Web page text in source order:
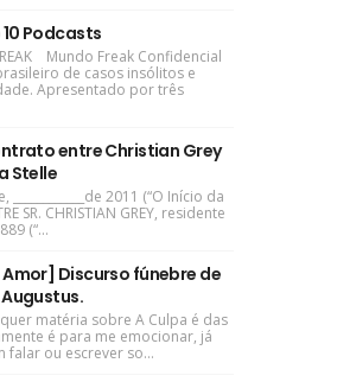
Podcasts
Mundo Freak Confidencial
de casos insólitos e
Apresentado por três
entre Christian Grey
Stelle
2011 (“O Início da
SR. CHRISTIAN GREY, residente
(“...
Discurso fúnebre de
matéria sobre A Culpa é das
é para me emocionar, já
falar ou escrever so...